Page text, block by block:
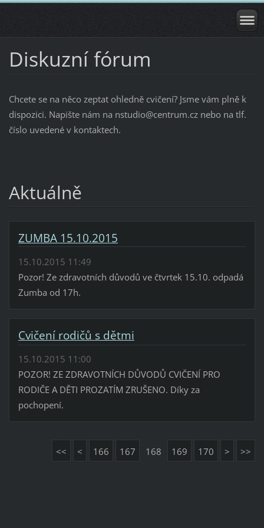
Diskuzní fórum
Chcete se na něco zeptat ohledně cvičení? Jsme vám plně k
dispozici. Napište nám na nstudio@centrum.cz nebo na tlf.
číslo uvedené v kontaktech.
Aktuálně
ZUMBA 15.10.2015
15.10.2015 11:49
Pozor! Ze zdravotních důvodů ve čtvrtek 15.10. odpadá
Zumba od 17h.
Cvičení rodičů s dětmi
15.10.2015 11:00
POZOR! ZE ZDRAVOTNÍCH DŮVODŮ CVIČENÍ PRO
RODIČE A DĚTI PROZATÍM ZRUŠENO. Díky za
pochopení.
<< < 166 167 168 169 170 > >>